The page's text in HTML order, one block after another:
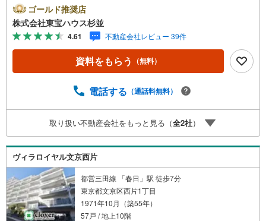
「未来カレンダー」のご提案。・ 未来に起こるであろうご
自宅リフォームをオンライン上でご提案「ミラカレクラ
ブ」。・ 不動産売却時、ご自宅を綺麗にかつ瀟洒にさせる
CG加工ホームステイジングサービス。・ 購入者様へ、税
理士による確定申告の無料セミナーをご招待いたします。
◆ご予約に際して◆日時のご希望をお伝えください。（も
（居住中物件）の手配が必要な場合がございますのでご容
案内が可能となりますのでお手数ですがご一報ください。
◆物件のご案内は◆弊社へのご来社、お客様宅へのお迎
え・最寄駅での待ち合わせ、物件周辺のコンビニ等でお待
ち合わせなど、ご希望をお伝えください。ご希望条件をお
伝え頂けましたら、ご見学希望物件以外の資料も用意して
参ります。もちろん他の物件も併せてご案内させていただ
きます。
ゴールド推奨店
株式会社東宝ハウス杉並
4.61 不動産会社レビュー 39件
資料をもらう （無料）
電話する （通話料無料）
取り扱い不動産会社をもっと見る（全2社）
ヴィラロイヤル文京西片
都営三田線 「春日」駅 徒歩7分
東京都文京区西片1丁目
1971年10月（築55年）
57戸 / 地上10階